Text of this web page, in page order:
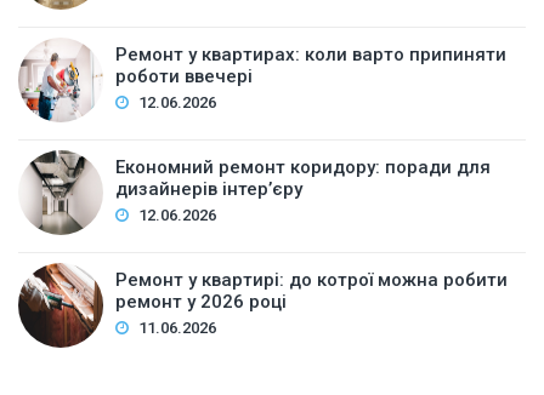
Ремонт у квартирах: коли варто припиняти
роботи ввечері
12.06.2026
Економний ремонт коридору: поради для
дизайнерів інтер’єру
12.06.2026
Ремонт у квартирі: до котрої можна робити
ремонт у 2026 році
11.06.2026